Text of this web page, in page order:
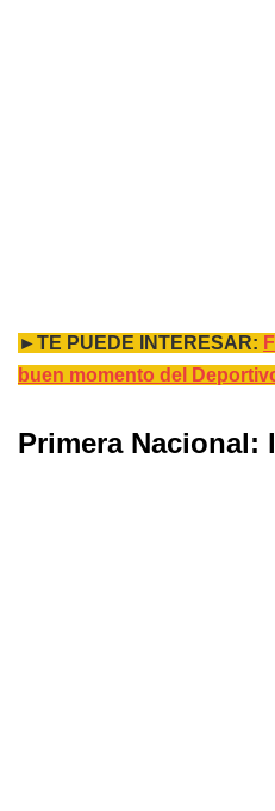
►TE PUEDE INTERESAR:
buen momento del
Primera Nacional: